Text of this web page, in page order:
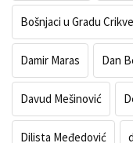
Bošnjaci u Gradu
Damir Maras Dan
Davud Mešinović
Dilista Međedović